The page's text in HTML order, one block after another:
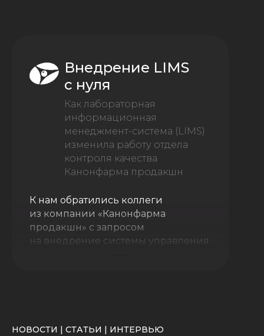
Внедрение LIMS
с нуля
Как лабораторная
информационная
менеджмент-система (LIMS)
изменила работу отдела
контроля качества
Канонфарма продакшн
К нам обратились коллеги
из компании «Канонфарма
продакшн» с запросом
на внедрение системы управления
НОВОСТИ | СТАТЬИ | ИНТЕРВЬЮ